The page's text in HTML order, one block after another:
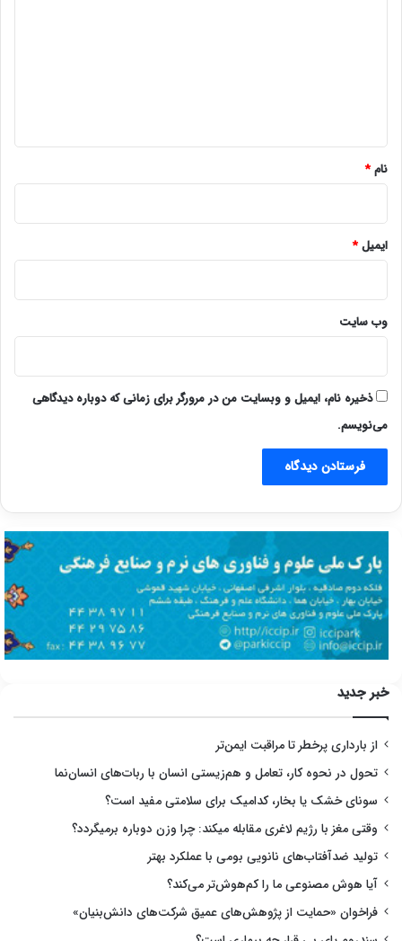
نام*
ایمیل*
وب‌ سایت
ذخیره نام، ایمیل و وبسایت من در مرورگر برای زمانی که دوباره دیدگاهی
می‌نویسم.
خبر جدید
از بارداری پرخطر تا مراقبت ایمن‌تر
تحول در نحوه کار، تعامل و هم‌زیستی انسان با ربات‌های انسان‌نما
سونای خشک یا بخار، کدامیک برای سلامتی مفید است؟
وقتی مغز با رژیم لاغری مقابله میکند: چرا وزن دوباره برمیگردد؟
تولید ضدآفتاب‌های نانویی بومی با عملکرد بهتر
آیا هوش مصنوعی ما را کم‌هوش‌تر می‌کند؟
فراخوان «حمایت از پژوهش‌های عمیق شرکت‌های دانش‌بنیان»